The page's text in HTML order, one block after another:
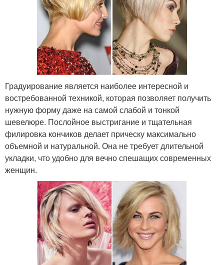
Градуирование является наиболее интересной и
востребованной техникой, которая позволяет получить
нужную форму даже на самой слабой и тонкой
шевелюре. Послойное выстригание и тщательная
филировка кончиков делает прическу максимально
объемной и натуральной. Она не требует длительной
укладки, что удобно для вечно спешащих современных
женщин.